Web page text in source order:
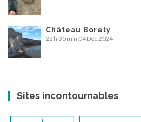
Château Borely
22 h 30 min 04 Déc 2024
Sites incontournables